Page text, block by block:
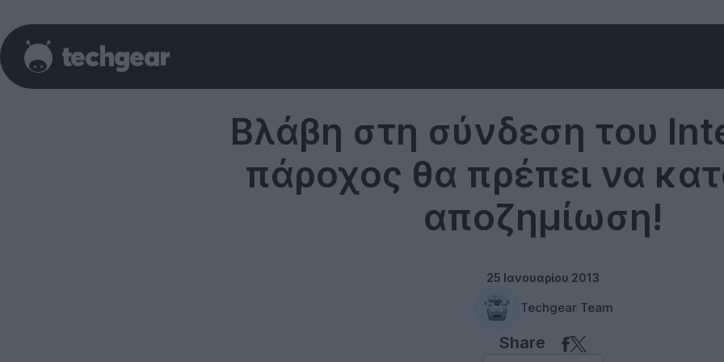
Βλάβη στη σύνδεση του
πάροχος θα πρέπει να
αποζημίωση!
25 Ιανουαρίου 2013
Techgear Team
Share